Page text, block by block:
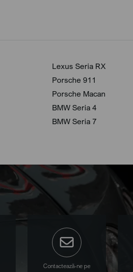
Lexus Seria RX
Porsche 911
Porsche Macan
BMW Seria 4
BMW Seria 7
Contactează-ne pe